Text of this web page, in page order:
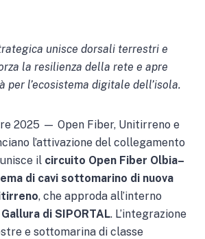
unisce dorsali terrestri e
la resilienza della rete e apre
per l’ecosistema digitale dell’isola.
2025 — Open Fiber, Unitirreno e
l’attivazione del collegamento
il circuito Open Fiber Olbia–
di cavi sottomarino di nuova
, che approda all’interno
di SIPORTAL. L’integrazione
e sottomarina di classe